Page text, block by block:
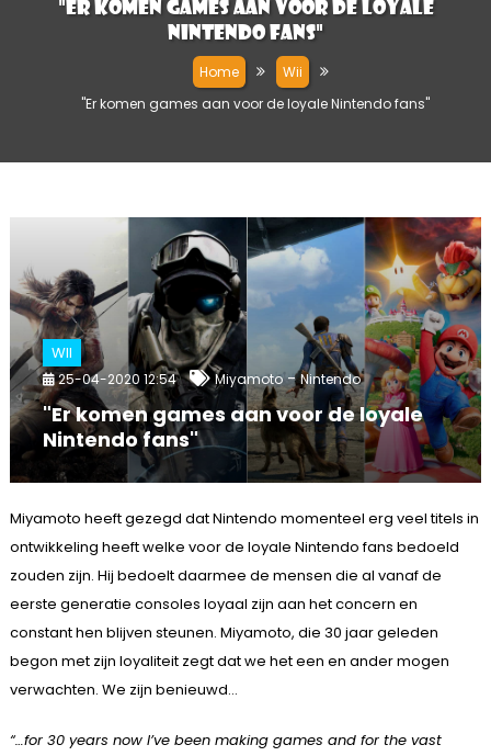
"Er komen games aan voor de loyale
Nintendo fans"
Home
Wii
"Er komen games aan voor de loyale Nintendo fans"
WII
25-04-2020 12:54 Miyamoto-Nintendo
"Er komen games aan voor de loyale
Nintendo fans"
Miyamoto heeft gezegd dat Nintendo momenteel erg veel titels in
ontwikkeling heeft welke voor de loyale Nintendo fans bedoeld
zouden zijn. Hij bedoelt daarmee de mensen die al vanaf de
eerste generatie consoles loyaal zijn aan het concern en
constant hen blijven steunen. Miyamoto, die 30 jaar geleden
begon met zijn loyaliteit zegt dat we het een en ander mogen
verwachten. We zijn benieuwd…
“…for 30 years now I’ve been making games and for the vast